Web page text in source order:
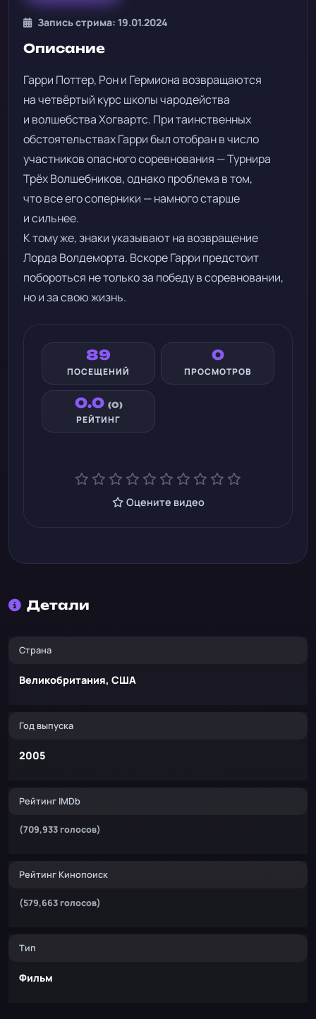
Запись стрима: 19.01.2024
Описание
Гарри Поттер, Рон и Гермиона возвращаются
на четвёртый курс школы чародейства
и волшебства Хогвартс. При таинственных
обстоятельствах Гарри был отобран в число
участников опасного соревнования — Турнира
Трёх Волшебников, однако проблема в том,
что все его соперники — намного старше
и сильнее.
К тому же, знаки указывают на возвращение
Лорда Волдеморта. Вскоре Гарри предстоит
побороться не только за победу в соревновании,
но и за свою жизнь.
89
ПОСЕЩЕНИЙ
0
ПРОСМОТРОВ
0.0 (0)
РЕЙТИНГ
Оцените видео
Детали
Страна
Великобритания, США
Год выпуска
2005
Рейтинг IMDb
(709,933 голосов)
Рейтинг Кинопоиск
(579,663 голосов)
Тип
Фильм